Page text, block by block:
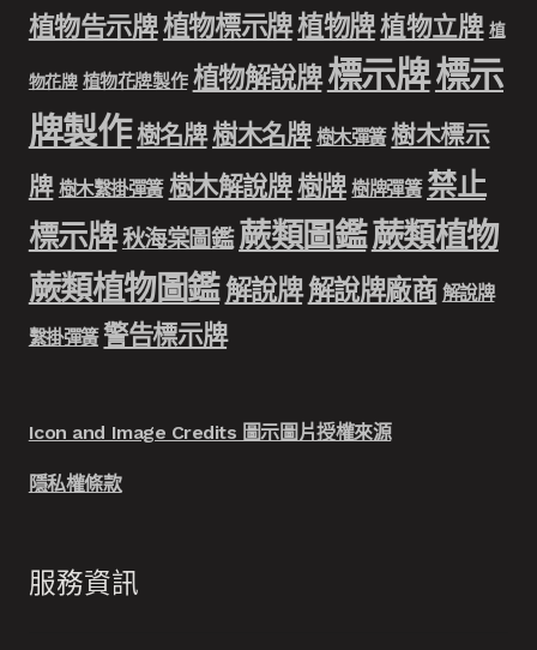
植物告示牌植物標示牌植物牌植物立牌 植
物花牌 植物花牌製作 植物解說牌 標示牌標示
牌製作樹名牌樹木名牌 樹木彈簧 樹木標示
牌 樹木繫掛彈簧 樹木解說牌樹牌 樹牌彈簧 禁止
標示牌 秋海棠圖鑑 蕨類圖鑑蕨類植物
蕨類植物圖鑑解說牌解說牌廠商 解說牌
繫掛彈簧 警告標示牌
Icon and Image Credits 圖示圖片授權來源
隱私權條款
服務資訊